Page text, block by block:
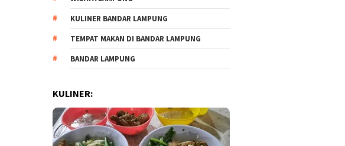
KULINER BANDAR LAMPUNG
TEMPAT MAKAN DI BANDAR LAMPUNG
BANDAR LAMPUNG
KULINER: